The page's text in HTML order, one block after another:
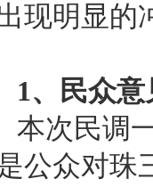
现明显的
1、民众
本次民调
公众对珠